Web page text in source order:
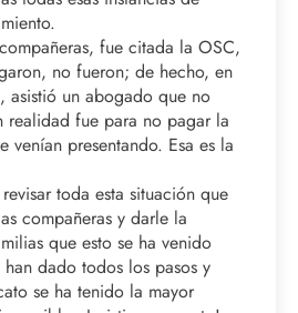
fue citada la OSC,
no fueron; de hecho, en
asistió un abogado que no
realidad fue para no pagar la
venían presentando. Esa es la
toda esta situación que
compañeras y darle la
que esto se ha venido
dado todos los pasos y
se ha tenido la mayor